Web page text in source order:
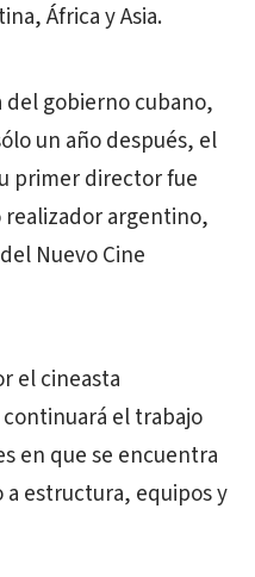
África y Asia.
del gobierno cubano,
un año después, el
primer director fue
argentino,
Nuevo Cine
el cineasta
el trabajo
en que se encuentra
estructura, equipos y